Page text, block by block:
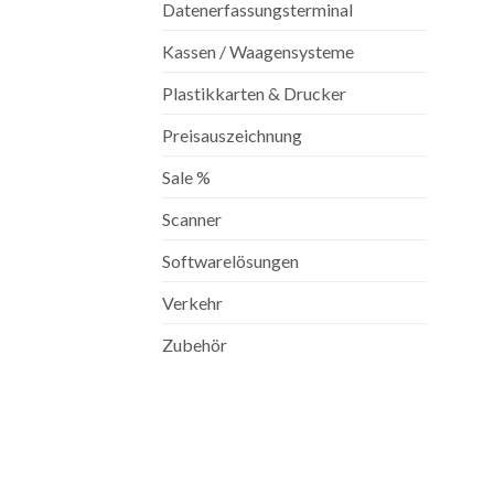
Datenerfassungsterminal
Kassen / Waagensysteme
Plastikkarten & Drucker
Preisauszeichnung
Sale %
Scanner
Softwarelösungen
Verkehr
Zubehör